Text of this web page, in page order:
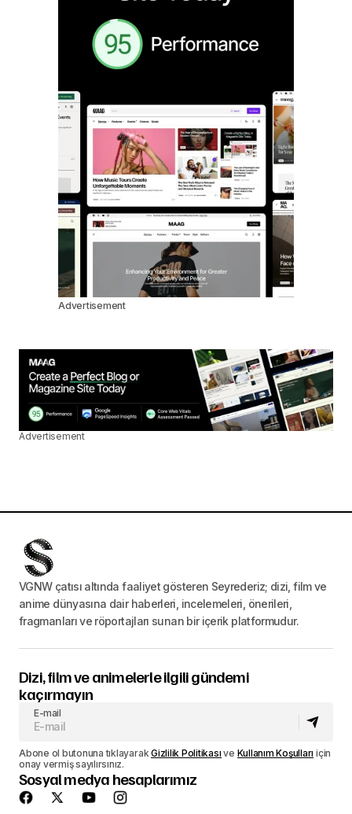
Advertisement
Advertisement
VGNW çatısı altında faaliyet gösteren Seyrederiz; dizi, film ve
anime dünyasına dair haberleri, incelemeleri, önerileri,
fragmanları ve röportajları sunan bir içerik platformudur.
Dizi, film ve animelerle ilgili gündemi
kaçırmayın
E-mail
Abone ol butonuna tıklayarakGizlilik Politikası ve Kullanım Koşulları için
onay vermiş sayılırsınız.
Sosyal medya hesaplarımız